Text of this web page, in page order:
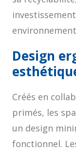
Design
Créés en
primés, les
un design
fonctionnel.